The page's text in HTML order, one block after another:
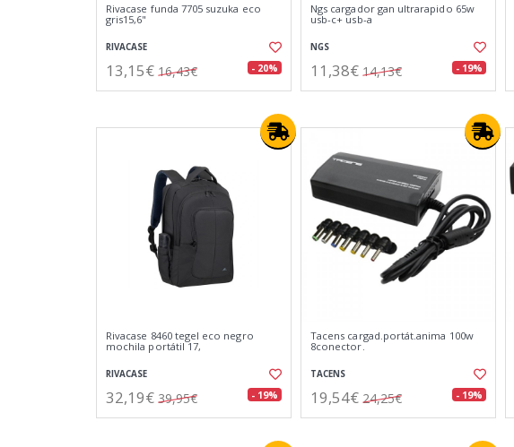
Rivacase funda 7705 suzuka eco
gris15,6"
RIVACASE
13,15€ 16,43€ - 20%
Ngs cargador gan ultrarapido 65w
usb-c+ usb-a
NGS
11,38€ 14,13€ - 19%
Rivacase 8460 tegel eco negro
mochila portátil 17,
RIVACASE
32,19€ 39,95€ - 19%
Tacens cargad.portát.anima 100w
8conector.
TACENS
19,54€ 24,25€ - 19%